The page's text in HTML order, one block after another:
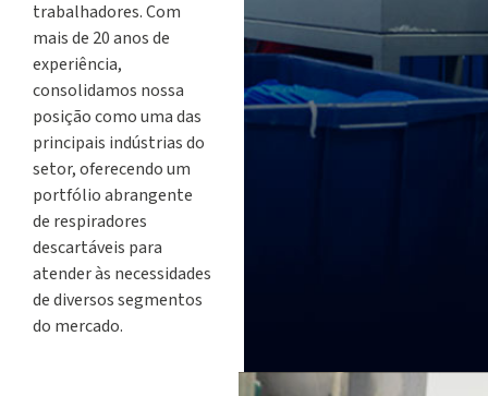
trabalhadores. Com
mais de 20 anos de
experiência,
consolidamos nossa
posição como uma das
principais indústrias do
setor, oferecendo um
portfólio abrangente
de respiradores
descartáveis para
atender às necessidades
de diversos segmentos
do mercado.